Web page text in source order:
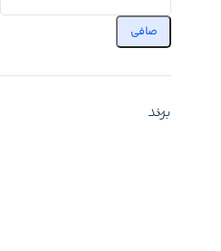
صافی
برند